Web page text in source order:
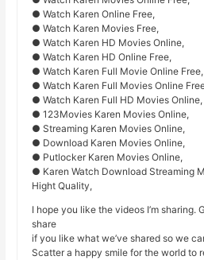
● Watch Karen Online Free,
● Watch Karen Movies Free,
● Watch Karen HD Movies Online,
● Watch Karen HD Online Free,
● Watch Karen Full Movie Online Free,
● Watch Karen Full Movies Online
● Watch Karen Full HD Movies Online,
● 123Movies Karen Movies Online,
● Streaming Karen Movies Online,
● Download Karen Movies Online,
● Putlocker Karen Movies Online,
● Karen Watch Download Streaming
Hight Quality,
I hope you like the videos I’m sharing.
share
if you like what we’ve shared so we
Scatter a happy smile for the world to